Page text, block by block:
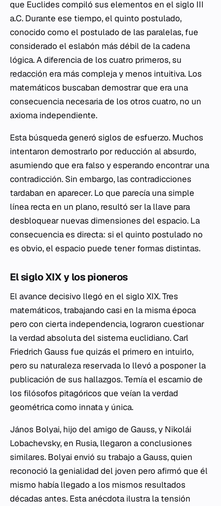
que Euclides compiló sus elementos en el siglo III
a.C. Durante ese tiempo, el quinto postulado,
conocido como el postulado de las paralelas, fue
considerado el eslabón más débil de la cadena
lógica. A diferencia de los cuatro primeros, su
redacción era más compleja y menos intuitiva. Los
matemáticos buscaban demostrar que era una
consecuencia necesaria de los otros cuatro, no un
axioma independiente.
Esta búsqueda generó siglos de esfuerzo. Muchos
intentaron demostrarlo por reducción al absurdo,
asumiendo que era falso y esperando encontrar una
contradicción. Sin embargo, las contradicciones
tardaban en aparecer. Lo que parecía una simple
línea recta en un plano, resultó ser la llave para
desbloquear nuevas dimensiones del espacio. La
consecuencia es directa: si el quinto postulado no
es obvio, el espacio puede tener formas distintas.
El siglo XIX y los pioneros
El avance decisivo llegó en el siglo XIX. Tres
matemáticos, trabajando casi en la misma época
pero con cierta independencia, lograron cuestionar
la verdad absoluta del sistema euclidiano. Carl
Friedrich Gauss fue quizás el primero en intuirlo,
pero su naturaleza reservada lo llevó a posponer la
publicación de sus hallazgos. Temía el escarnio de
los filósofos pitagóricos que veían la verdad
geométrica como innata y única.
János Bolyai, hijo del amigo de Gauss, y Nikolái
Lobachevsky, en Rusia, llegaron a conclusiones
similares. Bolyai envió su trabajo a Gauss, quien
reconoció la genialidad del joven pero afirmó que él
mismo había llegado a los mismos resultados
décadas antes. Esta anécdota ilustra la tensión